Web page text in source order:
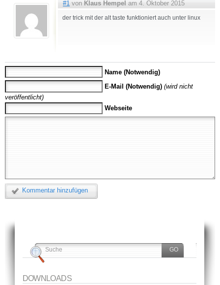
#1 von Klaus Hempel am 4. Oktober 2015
der trick mit der alt taste funktioniert auch unter linux
Name (Notwendig)
E-Mail (Notwendig) (wird nicht
veröffentlicht)
Webseite
Kommentar hinzufügen
DOWNLOADS